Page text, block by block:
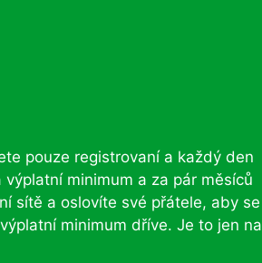
pouze registrovaní a každý den
minimum a za pár měsíců
sítě a oslovíte své přátele, aby se
minimum dříve. Je to jen na